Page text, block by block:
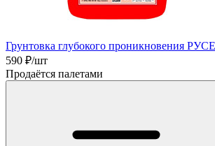
Грунтовка глубокого проникновения
590 ₽/шт
Продаётся палетами